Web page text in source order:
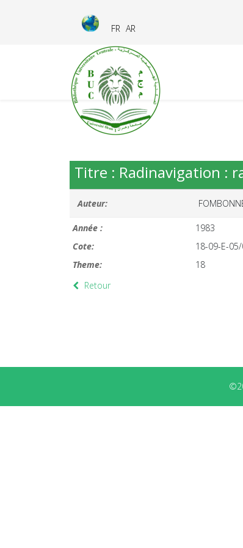
FR AR
Titre : Radinavigation :
Auteur:
Année :
1983
Cote:
18-09-E-05/
Theme:
18
Retour